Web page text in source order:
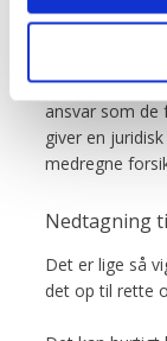
Dækker
ansvar som
giver en
medregne
​Nedtagning
Det er lige så
det op til rette